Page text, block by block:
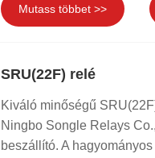
Mutass többet >>
SRU(22F) relé
Kiváló minőségű
Ningbo Songle Relays
beszállító. A